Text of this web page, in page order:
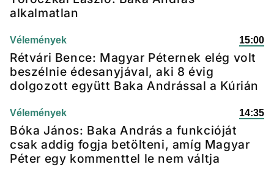
alkalmatlan
Vélemények 15:00
Rétvári Bence: Magyar Péternek elég volt
beszélnie édesanyjával, aki 8 évig
dolgozott együtt Baka Andrással a Kúrián
Vélemények 14:35
Bóka János: Baka András a funkcióját
csak addig fogja betölteni, amíg Magyar
Péter egy kommenttel le nem váltja